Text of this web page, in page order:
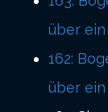
über
162:
über